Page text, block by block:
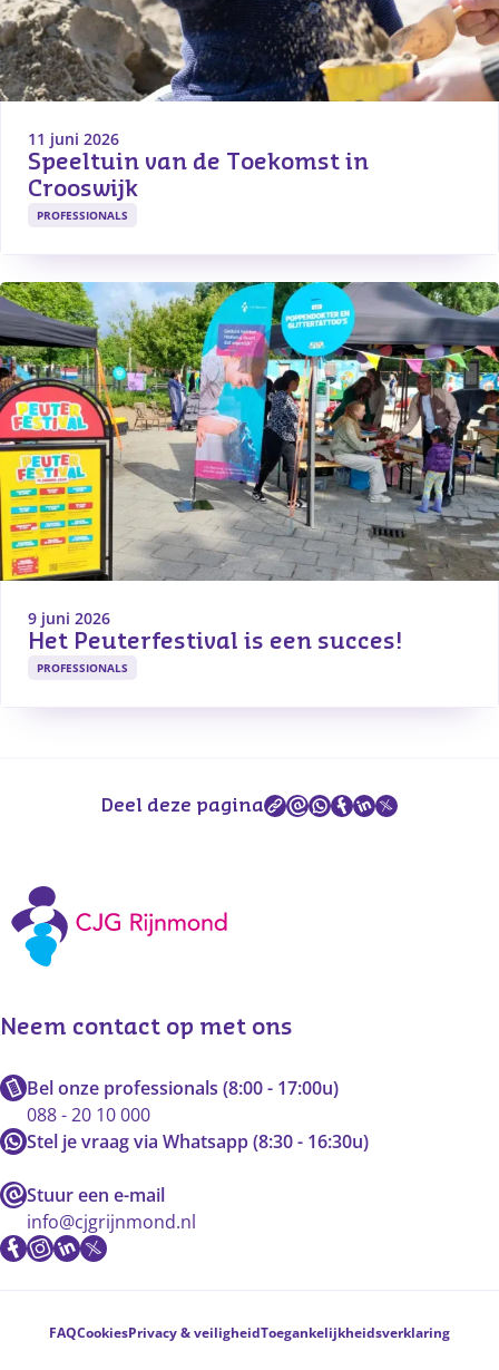
11 juni 2026
Speeltuin van de Toekomst in
Crooswijk
PROFESSIONALS
9 juni 2026
Het Peuterfestival is een succes!
PROFESSIONALS
Deel deze pagina
Neem contact op met ons
Bel onze professionals (8:00 - 17:00u)
088 - 20 10 000
Stel je vraag via Whatsapp (8:30 - 16:30u)
Stuur een e-mail
info@cjgrijnmond.nl
Voetnavigatie
FAQCookiesPrivacy & veiligheidToegankelijkheidsverklaring